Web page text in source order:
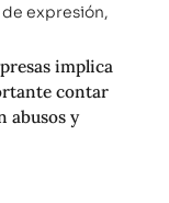
expresión,
implica
contar
abusos y